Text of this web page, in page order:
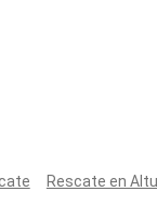
Rescate en